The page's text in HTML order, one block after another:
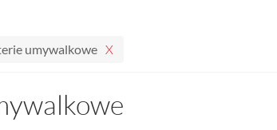
umywalkowe